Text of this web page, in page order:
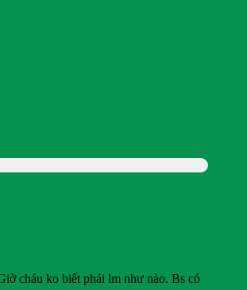
cháu ko biết phải lm như nào. Bs có